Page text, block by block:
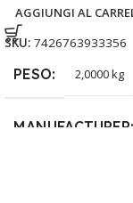
AGGIUNGI AL
SKU: 7426763933356
PESO 2,0000 kg
MANUFACTURER